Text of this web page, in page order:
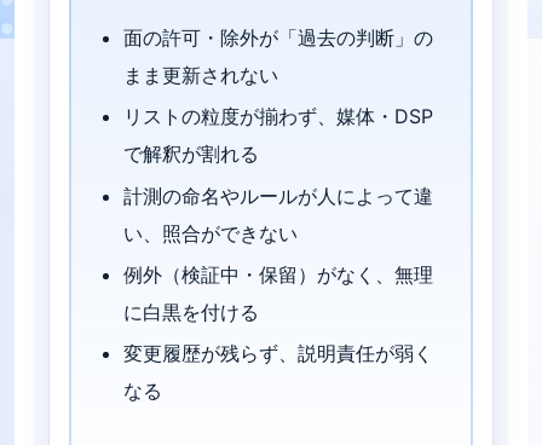
面の許可・除外が「過去の判断」の
まま更新されない
リストの粒度が揃わず、媒体・DSP
で解釈が割れる
計測の命名やルールが人によって違
い、照合ができない
例外（検証中・保留）がなく、無理
に白黒を付ける
変更履歴が残らず、説明責任が弱く
なる